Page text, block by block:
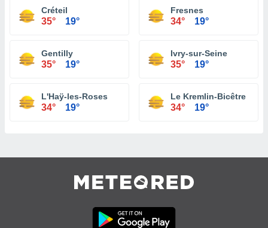
Créteil
35° 19°
Fresnes
34° 19°
Gentilly
35° 19°
Ivry-sur-Seine
35° 19°
L'Haÿ-les-Roses
34° 19°
Le Kremlin-Bicêtre
34° 19°